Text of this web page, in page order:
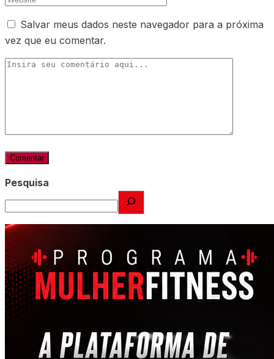
Salvar meus dados neste navegador para a próxima
vez que eu comentar.
Pesquisa